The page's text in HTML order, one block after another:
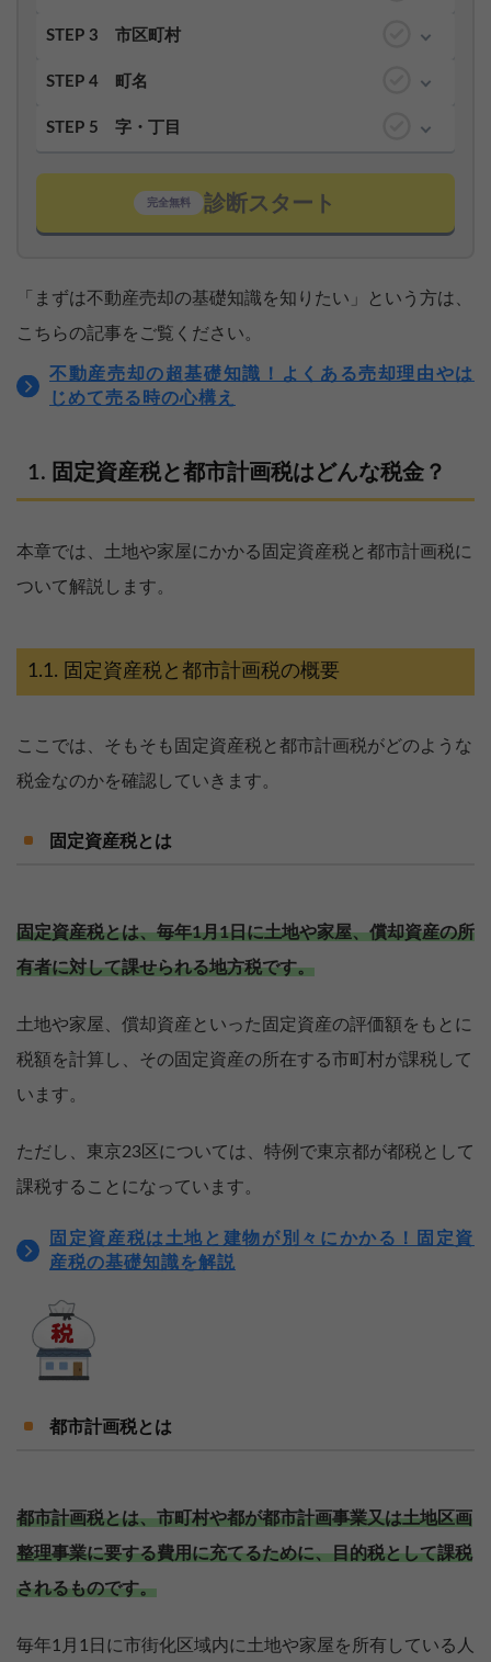
STEP 3 市区町村
STEP 4 町名
STEP 5 字・丁目
完全無料 診断スタート
「まずは不動産売却の基礎知識を知りたい」という方は、
こちらの記事をご覧ください。
不動産売却の超基礎知識！よくある売却理由やは
じめて売る時の心構え
固定資産税と都市計画税はどんな税金？
本章では、土地や家屋にかかる固定資産税と都市計画税に
ついて解説します。
固定資産税と都市計画税の概要
ここでは、そもそも固定資産税と都市計画税がどのような
税金なのかを確認していきます。
固定資産税とは
固定資産税とは、毎年1月1日に土地や家屋、償却資産の所
有者に対して課せられる地方税です。
土地や家屋、償却資産といった固定資産の評価額をもとに
税額を計算し、その固定資産の所在する市町村が課税して
います。
ただし、東京23区については、特例で東京都が都税として
課税することになっています。
固定資産税は土地と建物が別々にかかる！固定資
産税の基礎知識を解説
都市計画税とは
都市計画税とは、市町村や都が都市計画事業又は土地区画
整理事業に要する費用に充てるために、目的税として課税
されるものです。
毎年1月1日に市街化区域内に土地や家屋を所有している人